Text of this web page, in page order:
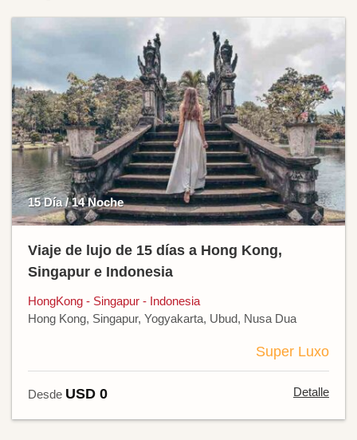
15 Día / 14 Noche
Viaje de lujo de 15 días a Hong Kong,
Singapur e Indonesia
HongKong - Singapur - Indonesia
Hong Kong, Singapur, Yogyakarta, Ubud, Nusa Dua
Super Luxo
Desde USD 0 Detalle